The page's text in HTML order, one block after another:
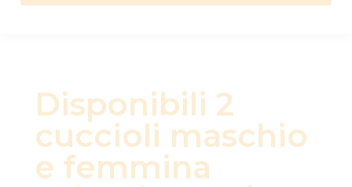
Disponibili 2
cuccioli maschio
e femmina